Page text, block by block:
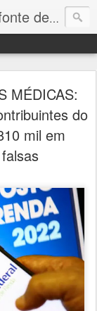
Blog do Prof. Escolástico :: Sua fonte de informação!
MÉDICAS:
do
mil em